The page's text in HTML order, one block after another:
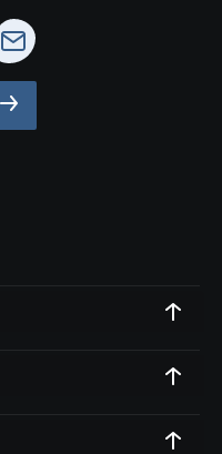
Newsletter